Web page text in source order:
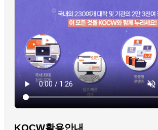
KOCW활용안내